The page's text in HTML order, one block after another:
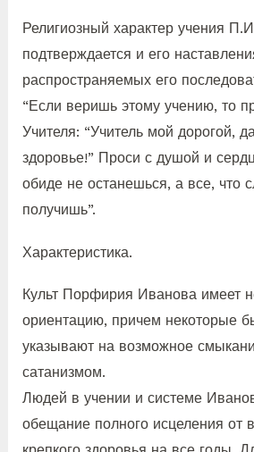
Религиозный характер учения
подтверждается и его
распространяемых его
“Если веришь этому учению, то
Учителя: “Учитель мой дорогой,
здоровье!” Проси с душой и
обиде не останешься, а все, что
получишь”.
Характеристика.
Культ Порфирия Иванова имеет
ориентацию, причем некоторые
указывают на возможное
сатанизмом.
Людей в учении и системе
обещание полного исцеления от